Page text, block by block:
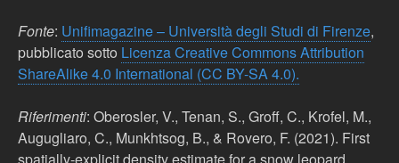
Fonte: Unifimagazine – Università degli Studi di Firenze,
pubblicato sotto Licenza Creative Commons Attribution
ShareAlike 4.0 International (CC BY-SA 4.0).
Riferimenti: Oberosler, V., Tenan, S., Groff, C., Krofel, M.,
Augugliaro, C., Munkhtsog, B., & Rovero, F. (2021). First